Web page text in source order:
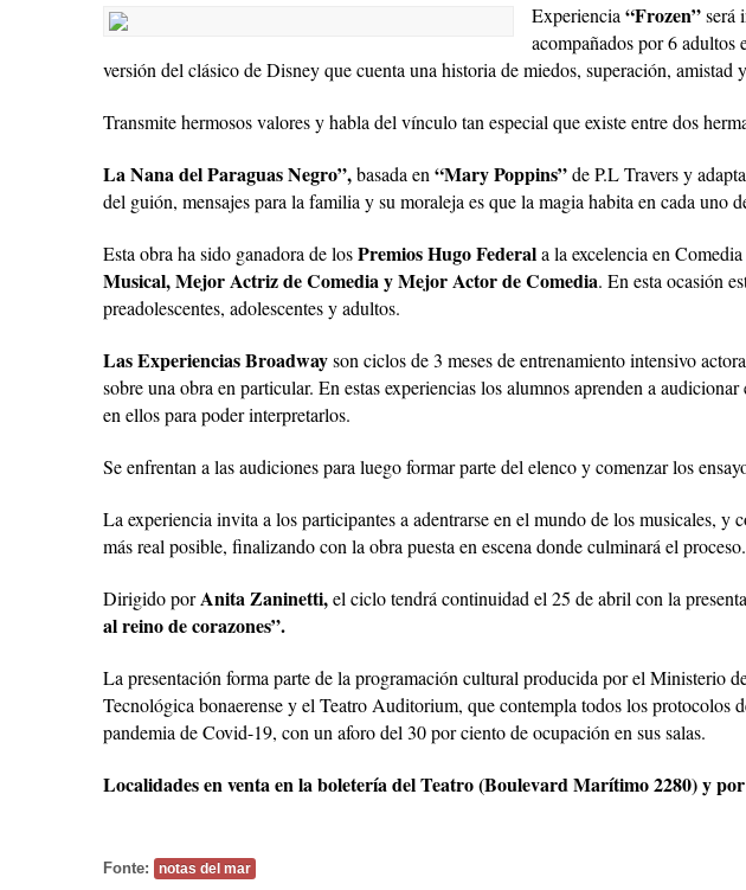
Experiencia “Frozen”será
acompañados por 6 adultos
versión del clásico de Disney que cuenta una historia de miedos, superación, amistad
Transmite hermosos valores y habla del vínculo tan especial que existe entre dos
La Nana del Paraguas Negro”,basada en “Mary Poppins”de P.L Travers y
del guión, mensajes para la familia y su moraleja es que la magia habita en cada uno
Esta obra ha sido ganadora de losPremios Hugo Federala la excelencia en
Musical, Mejor Actriz de Comedia y Mejor Actor de Comedia. En esta ocasión
preadolescentes, adolescentes y adultos.
Las Experiencias Broadwayson ciclos de 3 meses de entrenamiento intensivo
sobre una obra en particular. En estas experiencias los alumnos aprenden a
en ellos para poder interpretarlos.
Se enfrentan a las audiciones para luego formar parte del elenco y comenzar los
La experiencia invita a los participantes a adentrarse en el mundo de los musicales, y
más real posible, finalizando con la obra puesta en escena donde culminará el proceso.
Dirigido porAnita Zaninetti,el ciclo tendrá continuidad el 25 de abril con la
al reino de corazones”.
La presentación forma parte de la programación cultural producida por el Ministerio
Tecnológica bonaerense y el Teatro Auditorium, que contempla todos los protocolos
pandemia de Covid-19, con un aforo del 30 por ciento de ocupación en sus salas.
Localidades en venta en la boletería del Teatro (Boulevard Marítimo 2280) y
Fonte: notas del mar